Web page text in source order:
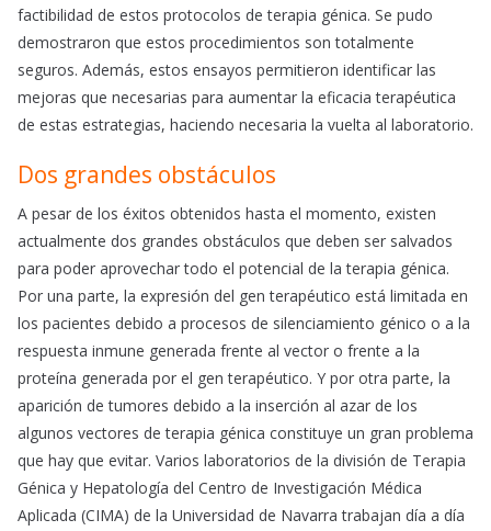
factibilidad de estos protocolos de terapia génica. Se pudo
demostraron que estos procedimientos son totalmente
seguros. Además, estos ensayos permitieron identificar las
mejoras que necesarias para aumentar la eficacia terapéutica
de estas estrategias, haciendo necesaria la vuelta al laboratorio.
Dos grandes obstáculos
A pesar de los éxitos obtenidos hasta el momento, existen
actualmente dos grandes obstáculos que deben ser salvados
para poder aprovechar todo el potencial de la terapia génica.
Por una parte, la expresión del gen terapéutico está limitada en
los pacientes debido a procesos de silenciamiento génico o a la
respuesta inmune generada frente al vector o frente a la
proteína generada por el gen terapéutico. Y por otra parte, la
aparición de tumores debido a la inserción al azar de los
algunos vectores de terapia génica constituye un gran problema
que hay que evitar. Varios laboratorios de la división de Terapia
Génica y Hepatología del Centro de Investigación Médica
Aplicada (CIMA) de la Universidad de Navarra trabajan día a día